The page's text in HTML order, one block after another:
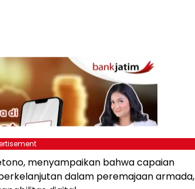
menyampaikan bahwa capaian
dalam peremajaan armada,